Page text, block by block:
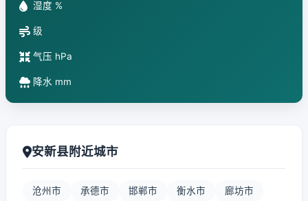
湿度 %
级
气压 hPa
降水 mm
安新县附近城市
沧州市 承德市 邯郸市 衡水市 廊坊市